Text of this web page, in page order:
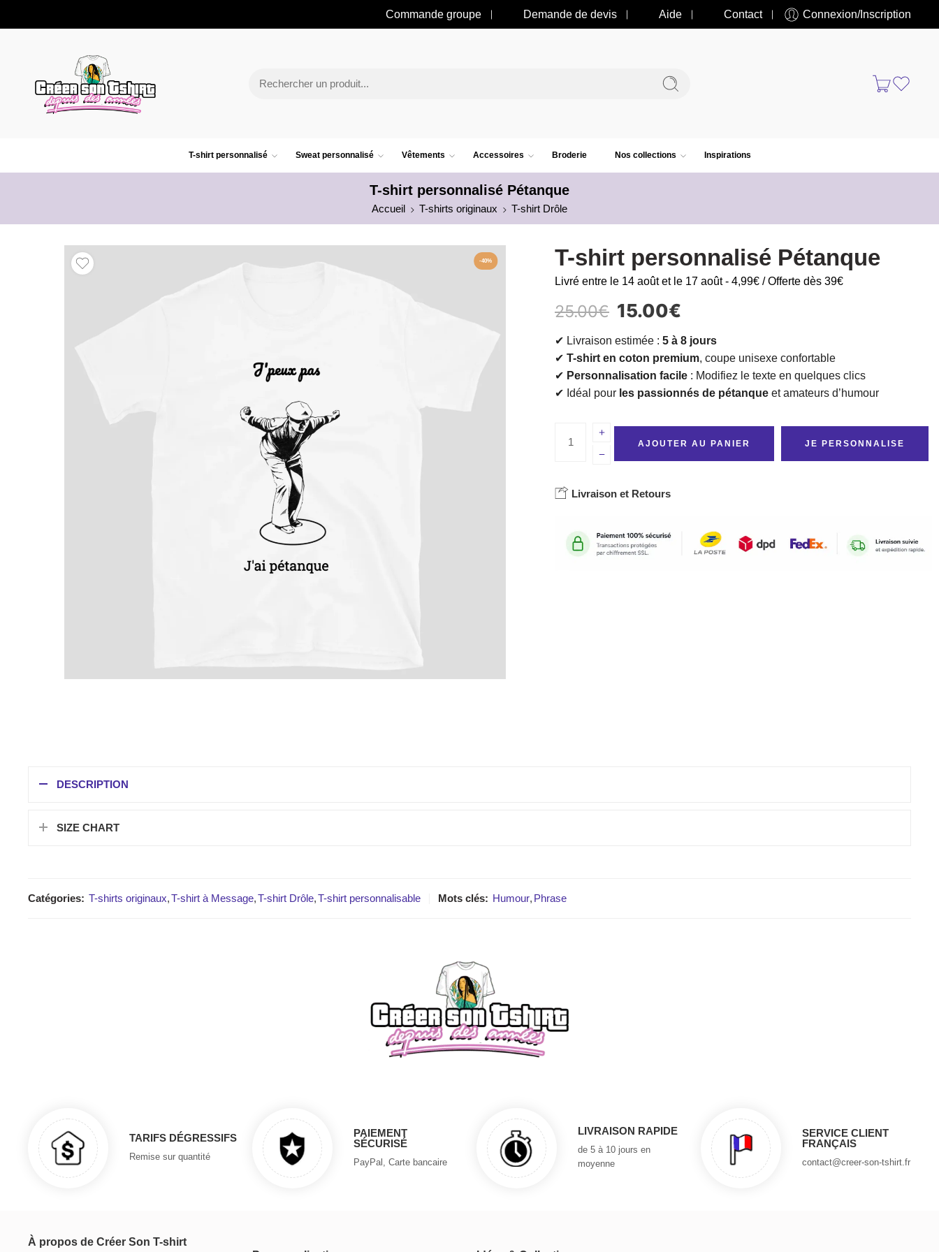
Commande groupe Demande de devis Aide Contact Connexion/Inscription
T-shirt personnalisé Sweat personnalisé Vêtements Accessoires Broderie Nos collections Inspirations
T-shirt personnalisé Pétanque
Accueil T-shirts originaux T-shirt Drôle
-40% T-shirt personnalisé Pétanque
Livré entre le 14 août et le 17 août - 4,99€ / Offerte dès 39€
25.00€ 15.00€
✔ Livraison estimée : 5 à 8 jours
✔ T-shirt en coton premium, coupe unisexe confortable
✔ Personnalisation facile : Modifiez le texte en quelques clics
✔ Idéal pour les passionnés de pétanque et amateurs d’humour
AJOUTER AU PANIER JE PERSONNALISE
Livraison et Retours
DESCRIPTION
SIZE CHART
Catégories: T-shirts originaux,T-shirt à Message,T-shirt Drôle,T-shirt personnalisable Mots clés: Humour, Phrase
TARIFS DÉGRESSIFS
Remise sur quantité
PAIEMENT
SÉCURISÉ
PayPal, Carte bancaire
LIVRAISON RAPIDE
de 5 à 10 jours en
moyenne
SERVICE CLIENT
FRANÇAIS
contact@creer-son-tshirt.fr
À propos de Créer Son T-shirt